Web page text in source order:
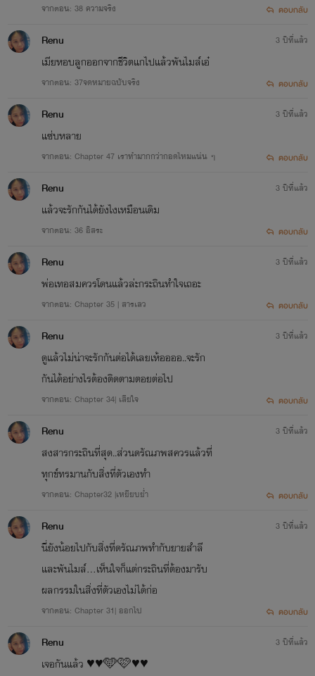
จากตอน: 38 ความจริง ตอบกลับ
Renu
เมียหอบลูกออกจากชีวิตแกไปแล้วพันไมล์เอ๋
จากตอน: 37จดหมายฉบับจริง
3 ปีที่แล้ว
ตอบกลับ
Renu
แซ่บหลาย
จากตอน: Chapter 47 เราทำมากกว่ากอดไหมแน่น ๆ
3 ปีที่แล้ว
ตอบกลับ
Renu
แล้วจะรักกันได้ยังไงเหมือนเดิม
จากตอน: 36 อิสระ
3 ปีที่แล้ว
ตอบกลับ
Renu
พ่อเทอสมควรโดนแล้วล่ะกระถินทำใจเถอะ
จากตอน: Chapter 35 | สารเลว
3 ปีที่แล้ว
ตอบกลับ
Renu
ดูแล้วไม่น่าจะรักกันต่อได้เลยเห้ออออ..จะรัก
กันได้อย่างไรต้องติดตามตอยต่อไป
จากตอน: Chapter 34| เสียใจ
3 ปีที่แล้ว
ตอบกลับ
Renu
สงสารกระถินที่สุด..ส่วนดรัณภพสควรแล้วที่
ทุกข์ทรมานกับสิ่งที่ตัวเองทำ
จากตอน: Chapter32 |เหยียบย่ำ
3 ปีที่แล้ว
ตอบกลับ
Renu
นี่ยังน้อยไปกับสิ่งที่ดรัณภพทำกับยายสำลี
และพันไมล์...เห็นใจก็แต่กระถินที่ต้องมารับ
ผลกรรมในสิ่งที่ตัวเองไม่ได้ก่อ
จากตอน: Chapter 31| ออกไป
3 ปีที่แล้ว
ตอบกลับ
Renu
เจอกันแล้ว ♥️♥️🩵🩷♥️♥️
3 ปีที่แล้ว